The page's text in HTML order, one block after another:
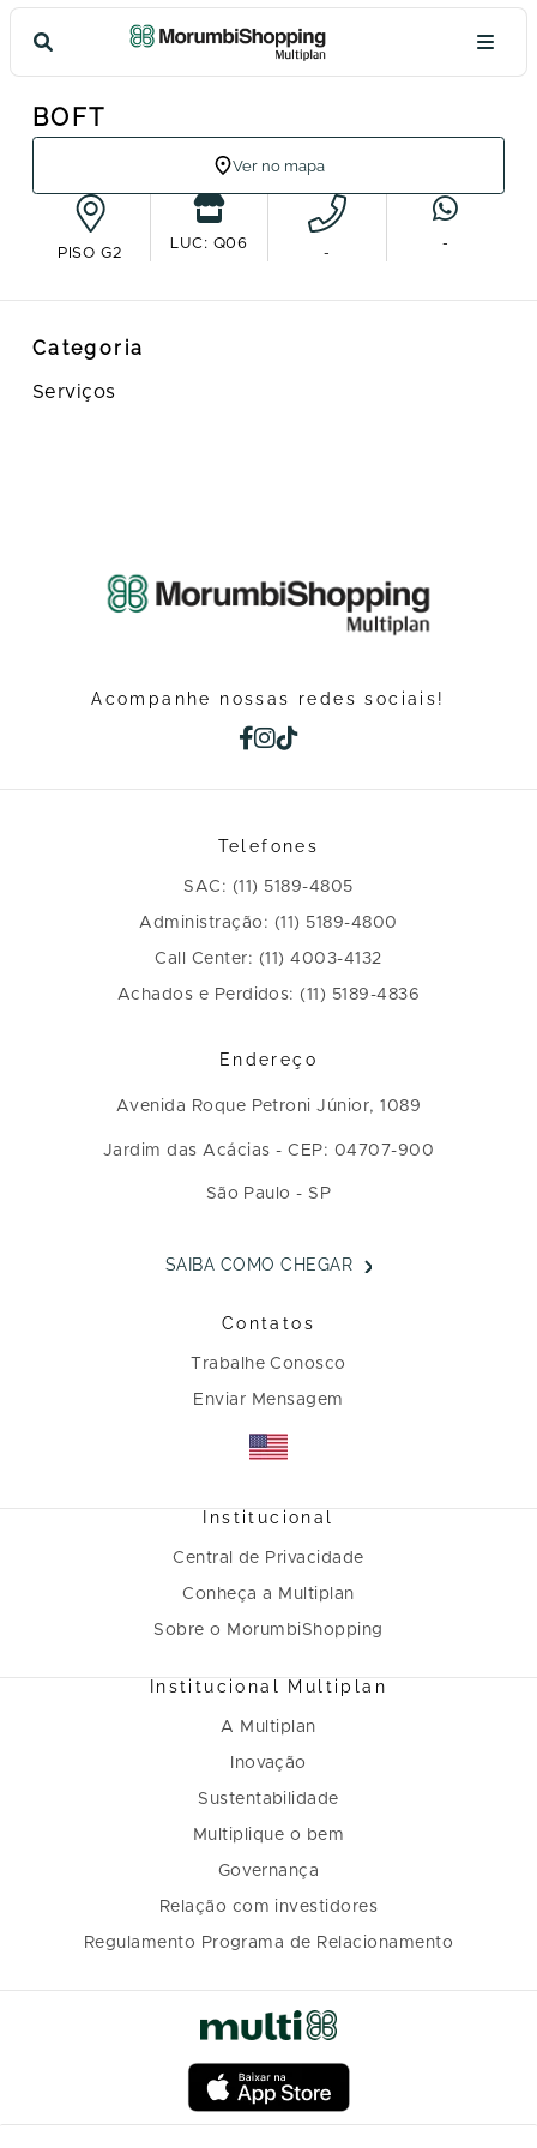
BOFT
Ver no mapa
PISO G2
LUC: Q06
-
-
Categoria
Serviços
Acompanhe nossas redes sociais!
Telefones
SAC: (11) 5189-4805
Administração: (11) 5189-4800
Call Center: (11) 4003-4132
Achados e Perdidos: (11) 5189-4836
Endereço
Avenida Roque Petroni Júnior, 1089
Jardim das Acácias - CEP: 04707-900
São Paulo - SP
SAIBA COMO CHEGAR
Contatos
Trabalhe Conosco
Enviar Mensagem
Institucional
Central de Privacidade
Conheça a Multiplan
Sobre o MorumbiShopping
Institucional Multiplan
A Multiplan
Inovação
Sustentabilidade
Multiplique o bem
Governança
Relação com investidores
Regulamento Programa de Relacionamento